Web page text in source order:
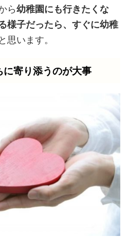
ら幼稚園にも行きたくな
様子だったら、すぐに幼稚
と思います。
に寄り添うのが大事